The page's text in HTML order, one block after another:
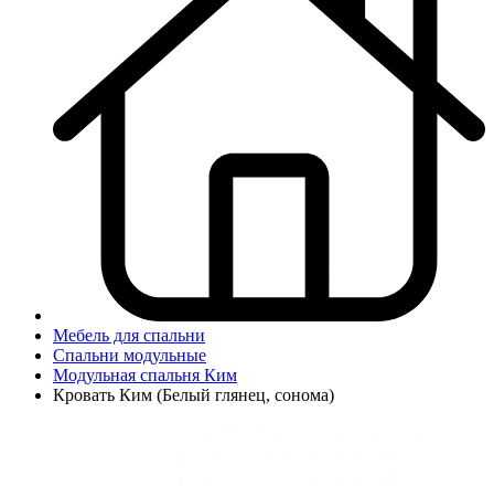
Мебель для спальни
Спальни модульные
Модульная спальня Ким
Кровать Ким (Белый глянец, сонома)